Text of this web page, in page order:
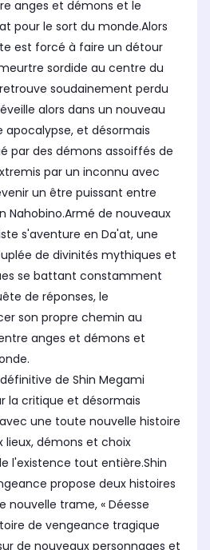
anges et démons et le
pour le sort du monde.Alors
est forcé à faire un détour
sordide au centre du
soudainement perdu
alors dans un nouveau
apocalypse, et désormais
par des démons assoiffés de
par un inconnu avec
un être puissant entre
Nahobino.Armé de nouveaux
s'aventure en Da'at, une
de divinités mythiques et
se battant constamment
de réponses, le
son propre chemin au
anges et démons et
de Shin Megami
la critique et désormais
une toute nouvelle histoire
lieux, démons et choix
l'existence tout entière.Shin
propose deux histoires
trame, « Déesse
de vengeance tragique
de nouveaux personnages et